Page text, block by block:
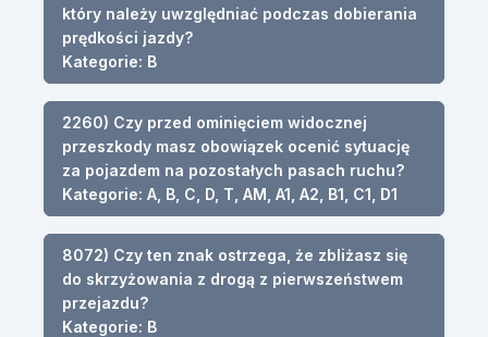
który należy uwzględniać podczas dobierania
prędkości jazdy?
Kategorie: B
2260) Czy przed ominięciem widocznej
przeszkody masz obowiązek ocenić sytuację
za pojazdem na pozostałych pasach ruchu?
Kategorie: A, B, C, D, T, AM, A1, A2, B1, C1, D1
8072) Czy ten znak ostrzega, że zbliżasz się
do skrzyżowania z drogą z pierwszeństwem
przejazdu?
Kategorie: B